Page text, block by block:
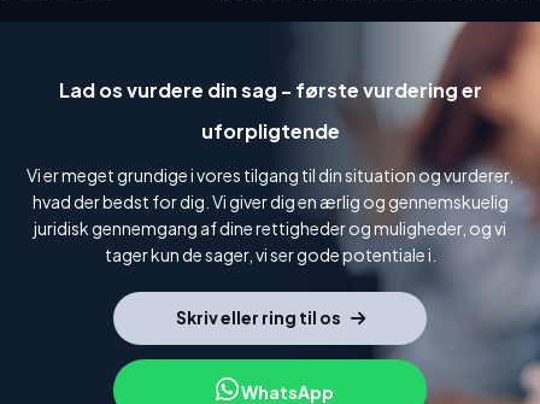
Lad os vurdere din sag - første vurdering er
uforpligtende
Vi er meget grundige i vores tilgang til din situation og vurderer,
hvad der bedst for dig. Vi giver dig en ærlig og gennemskuelig
juridisk gennemgang af dine rettigheder og muligheder, og vi
tager kun de sager, vi ser gode potentiale i.
Skriv eller ring til os
WhatsApp